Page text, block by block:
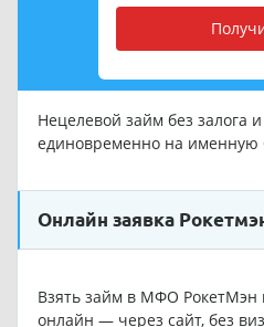
Нецелевой займ без залога
единовременно на именную
Онлайн заявка
Взять займ в МФО РокетМэн
онлайн — через сайт, без